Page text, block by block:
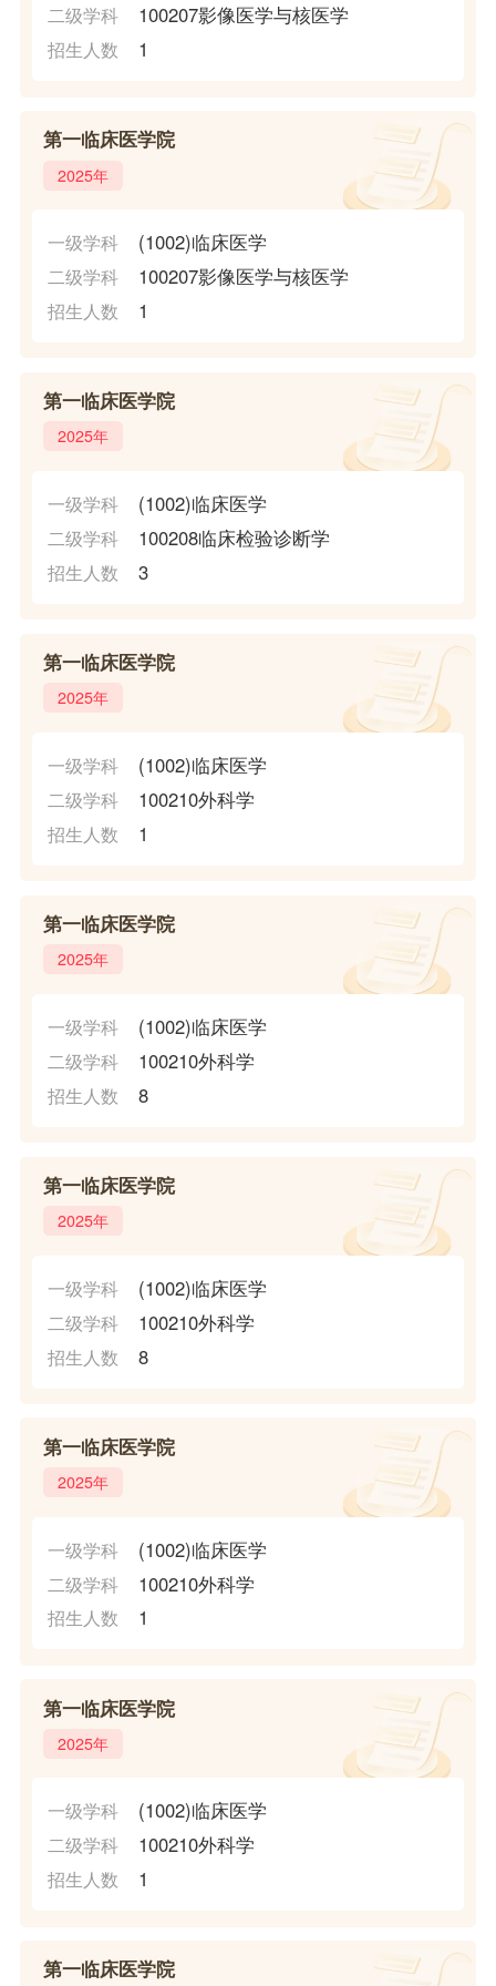
二级学科 100207影像医学与核医学
招生人数 1
第一临床医学院
2025年
一级学科 (1002)临床医学
二级学科 100207影像医学与核医学
招生人数 1
第一临床医学院
2025年
一级学科 (1002)临床医学
二级学科 100208临床检验诊断学
招生人数 3
第一临床医学院
2025年
一级学科 (1002)临床医学
二级学科 100210外科学
招生人数 1
第一临床医学院
2025年
一级学科 (1002)临床医学
二级学科 100210外科学
招生人数 8
第一临床医学院
2025年
一级学科 (1002)临床医学
二级学科 100210外科学
招生人数 8
第一临床医学院
2025年
一级学科 (1002)临床医学
二级学科 100210外科学
招生人数 1
第一临床医学院
2025年
一级学科 (1002)临床医学
二级学科 100210外科学
招生人数 1
第一临床医学院